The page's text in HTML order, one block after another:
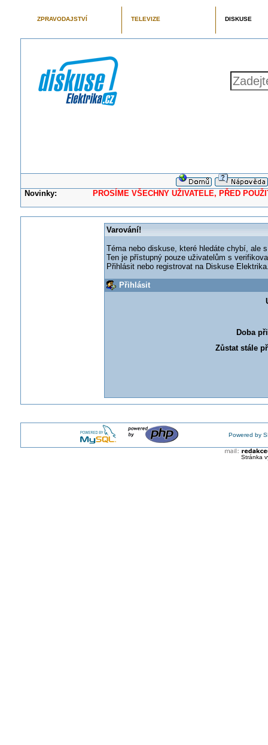
ZPRAVODAJSTVÍ TELEVIZE DISKUSE
Novinky: PROSÍME VŠECHNY UŽIVATELE, PŘED
Varování!
Téma nebo diskuse, které hledáte chybí, ale
Ten je přístupný pouze uživatelům s
Přihlásit nebo registrovat na Diskuse
Přihlásit
Doba
Zůstat stále
Powered by
Stránka